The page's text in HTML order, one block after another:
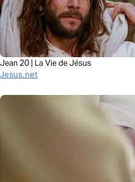
Jean 20 | La Vie de Jésus
Jesus.net